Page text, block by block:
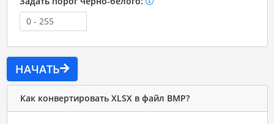
НАЧАТЬ
Как конвертировать XLSX в файл BMP?